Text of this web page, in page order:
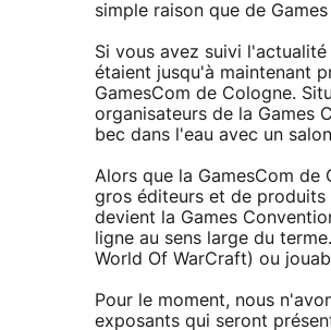
simple raison que de
Si vous avez suivi
étaient jusqu'à maintenant
GamesCom de Cologne.
organisateurs de la Games
bec dans l'eau avec un
Alors que la GamesCom
gros éditeurs et de produits
devient la Games
ligne au sens large du
World Of WarCraft) ou
Pour le moment, nous
exposants qui seront